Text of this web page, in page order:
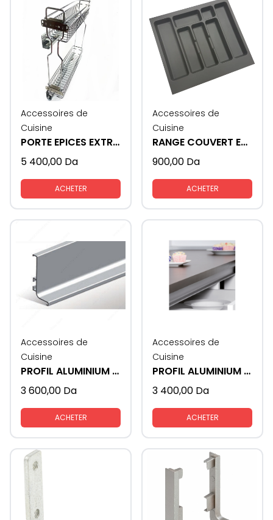
Accessoires de
Cuisine
PORTE EPICES EXTRACTIBLE
5 400,00 Da
ACHETER
Accessoires de
Cuisine
RANGE COUVERT EN PLASTIQUE
900,00 Da
ACHETER
Accessoires de
Cuisine
PROFIL ALUMINIUM GOLA - U
3 600,00 Da
ACHETER
Accessoires de
Cuisine
PROFIL ALUMINIUM GOLA - L
3 400,00 Da
ACHETER